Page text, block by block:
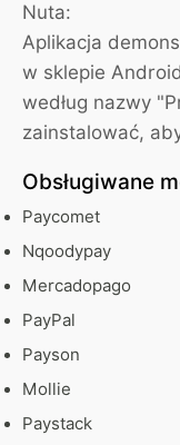
Nuta:
Aplikacja
w sklepie
według nazwy
zainstalować,
Obsługiwane
Paycomet
Nqoodypay
Mercadopago
PayPal
Payson
Mollie
Paystack